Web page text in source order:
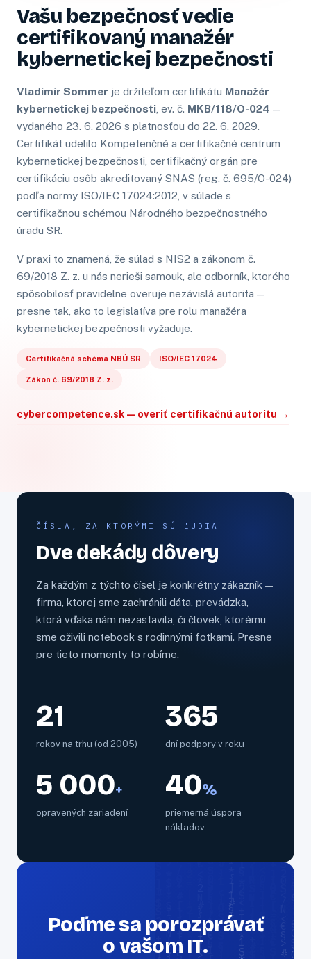
Vašu bezpečnosť vedie
certifikovaný manažér
kybernetickej bezpečnosti
Vladimír Sommer je držiteľom certifikátu Manažér
kybernetickej bezpečnosti , ev. č. MKB/118/O-024 —
vydaného 23. 6. 2026 s platnosťou do 22. 6. 2029.
Certifikát udelilo Kompetenčné a certifikačné centrum
kybernetickej bezpečnosti, certifikačný orgán pre
certifikáciu osôb akreditovaný SNAS (reg. č. 695/O-024)
podľa normy ISO/IEC 17024:2012, v súlade s
certifikačnou schémou Národného bezpečnostného
úradu SR.
V praxi to znamená, že súlad s NIS2 a zákonom č.
69/2018 Z. z. u nás nerieši samouk, ale odborník, ktorého
spôsobilosť pravidelne overuje nezávislá autorita —
presne tak, ako to legislatíva pre rolu manažéra
kybernetickej bezpečnosti vyžaduje.
Certifikačná schéma NBÚ SR ISO/IEC 17024
Zákon č. 69/2018 Z. z.
cybercompetence.sk — overiť certifikačnú autoritu →
ČÍSLA, ZA KTORÝMI SÚ ĽUDIA
Dve dekády dôvery
Za každým z týchto čísel je konkrétny zákazník —
firma, ktorej sme zachránili dáta, prevádzka,
ktorá vďaka nám nezastavila, či človek, ktorému
sme oživili notebook s rodinnými fotkami. Presne
pre tieto momenty to robíme.
21
rokov na trhu (od 2005)
365
dní podpory v roku
5 000+
opravených zariadení
40%
priemerná úspora
nákladov
Poďme sa porozprávať
o vašom IT.